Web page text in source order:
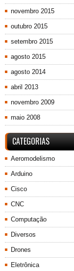
novembro 2015
outubro 2015
setembro 2015
agosto 2015
agosto 2014
abril 2013
novembro 2009
maio 2008
CATEGORIAS
Aeromodelismo
Arduino
Cisco
CNC
Computação
Diversos
Drones
Eletrônica